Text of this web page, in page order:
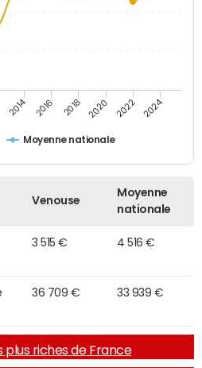
Moyenne nationale
2014 2016 2018 2020 2022 2024
Venouse
Moyenne
nationale
3 515 € 4 516 €
36 709 € 33 939 €
plus riches de France